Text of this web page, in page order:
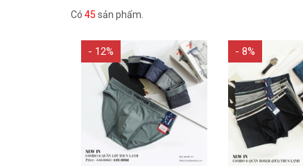
Có 45 sản phẩm.
- 12% - 8%